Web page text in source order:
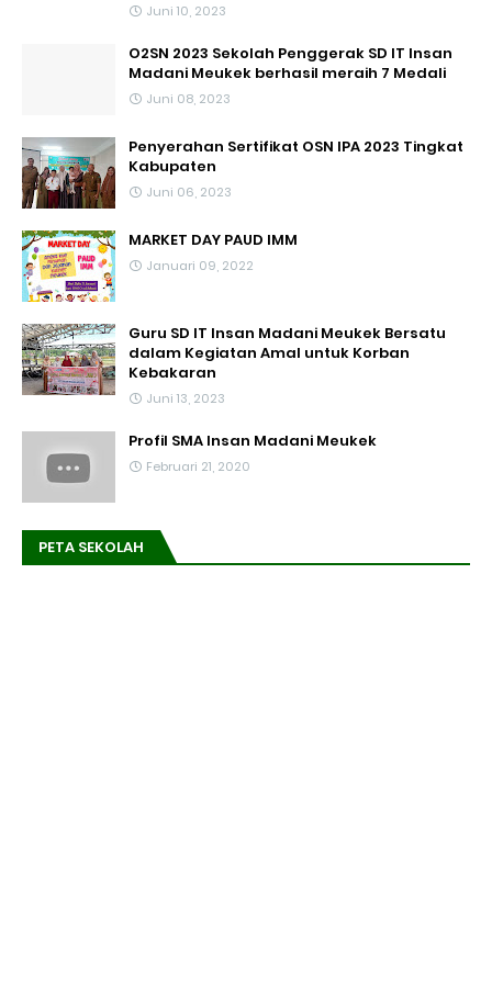
Juni 10, 2023
O2SN 2023 Sekolah Penggerak SD IT Insan
Madani Meukek berhasil meraih 7 Medali
Juni 08, 2023
Penyerahan Sertifikat OSN IPA 2023 Tingkat
Kabupaten
Juni 06, 2023
MARKET DAY PAUD IMM
Januari 09, 2022
Guru SD IT Insan Madani Meukek Bersatu
dalam Kegiatan Amal untuk Korban
Kebakaran
Juni 13, 2023
Profil SMA Insan Madani Meukek
Februari 21, 2020
PETA SEKOLAH